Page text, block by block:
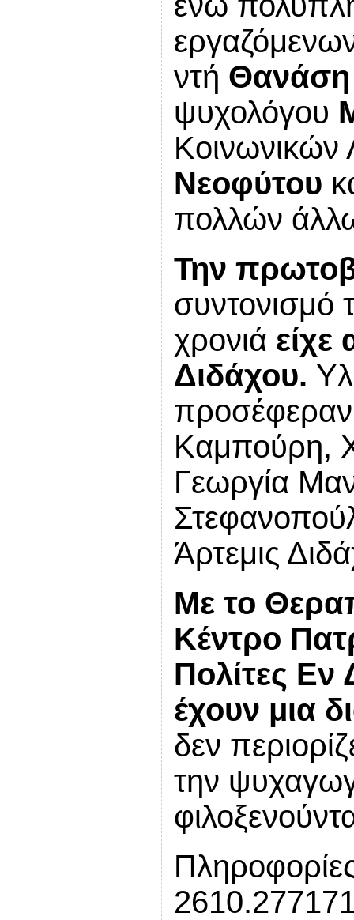
ντή Θανάση
ψυχολόγου
Κοινωνικών
Νεοφύτου
πολλών
Την
συντονισμό
χρονιά είχε
Διδάχου.
προσέφεραν
Καμπούρη,
Γεωργία
Άρτεμις
Με το
Κέντρο
Πολίτες Εν
έχουν μια
δεν
την